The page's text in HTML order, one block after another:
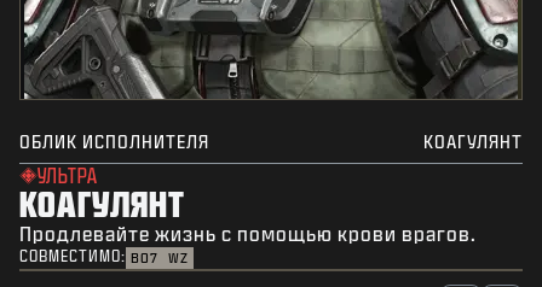
ОБЛИК ИСПОЛНИТЕЛЯ КОАГУЛЯНТ
УЛЬТРА
КОАГУЛЯНТ
Продлевайте жизнь с помощью крови врагов.
СОВМЕСТИМО: BO7 WZ